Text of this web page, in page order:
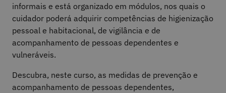
informais e está organizado em módulos, nos quais o
cuidador poderá adquirir competências de higienização
pessoal e habitacional, de vigilância e de
acompanhamento de pessoas dependentes e
vulneráveis.
Descubra, neste curso, as medidas de prevenção e
acompanhamento de pessoas dependentes,